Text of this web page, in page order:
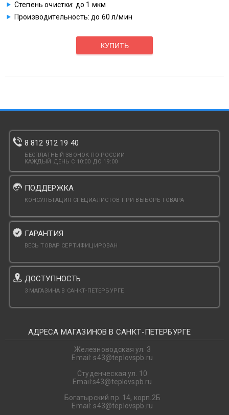
Степень очистки: до 1 мкм
Производительность: до 60 л/мин
КУПИТЬ
8 812 912 19 40
БЕСПЛАТНЫЙ ЗВОНОК ПО РОССИИ
КАЖДЫЙ ДЕНЬ С 10:00 ДО 19:00
ПОДДЕРЖКА
КОНСУЛЬТАЦИЯ СПЕЦИАЛИСТОВ ПРИ ВЫБОРЕ ТОВАРА
ГАРАНТИЯ
ВЕСЬ ТОВАР СЕРТИФИЦИРОВАН
ДОСТУПНОСТЬ
3 МАГАЗИНА В САНКТ-ПЕТЕРБУРГЕ
АДРЕСА МАГАЗИНОВ В САНКТ-ПЕТЕРБУРГЕ
Железноводская ул. 3
Email: s43@teplovspb.ru
Студенческая ул. 10
Email:s43@teplovspb.ru
Богатырский пр. 14, корп.2Б
Email: s43@teplovspb.ru